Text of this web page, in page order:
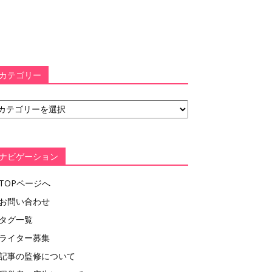
カテゴリー
ビゲーション
TOPページへ
お問い合わせ
タグ一覧
ライター募集
事の監修について